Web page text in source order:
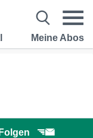
Meine Abos
Folgen